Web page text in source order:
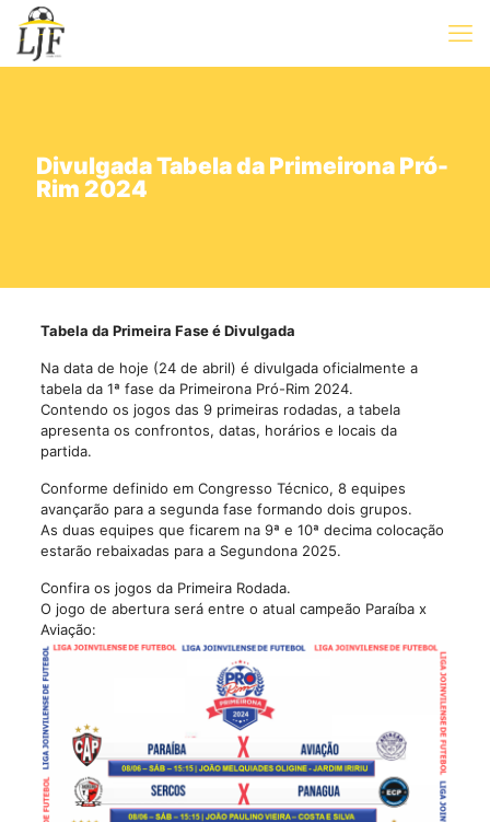
Divulgada Tabela da Primeirona Pró-
Rim 2024
Tabela da Primeira Fase é Divulgada
Na data de hoje (24 de abril) é divulgada oficialmente a
tabela da 1ª fase da Primeirona Pró-Rim 2024.
Contendo os jogos das 9 primeiras rodadas, a tabela
apresenta os confrontos, datas, horários e locais da
partida.
Conforme definido em Congresso Técnico, 8 equipes
avançarão para a segunda fase formando dois grupos.
As duas equipes que ficarem na 9ª e 10ª decima colocação
estarão rebaixadas para a Segundona 2025.
Confira os jogos da Primeira Rodada.
O jogo de abertura será entre o atual campeão Paraíba x
Aviação: